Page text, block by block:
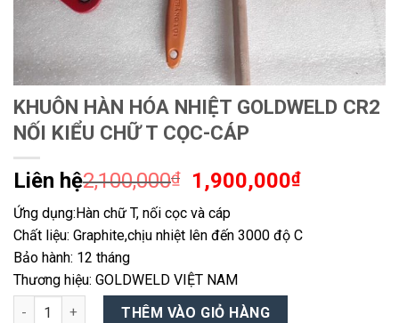
KHUÔN HÀN HÓA NHIỆT GOLDWELD CR2
NỐI KIỂU CHỮ T CỌC-CÁP
Liên hệ2,100,000₫ 1,900,000₫
Ứng dụng:Hàn chữ T, nối cọc và cáp
Chất liệu: Graphite,chịu nhiệt lên đến 3000 độ C
Bảo hành: 12 tháng
Thương hiệu: GOLDWELD VIỆT NAM
KHUÔN HÀN HÓA NHIỆT GOLDWELD CR2 NỐI KIỂU CHỮ T
THÊM VÀO GIỎ HÀNG